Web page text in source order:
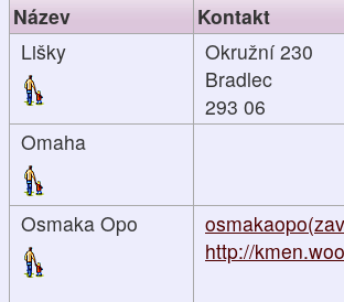
Název
Kontakt
Lišky
Okružní 230
Bradlec
293 06
Omaha
Osmaka Opo
http://